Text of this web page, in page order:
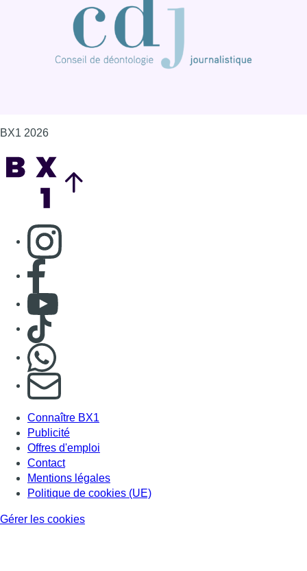
BX1 2026
Consulter page Instagram
Consulter page Facebook
Consulter Youtube
Consulter TikTok
S'abonner à notre newsletter
Connaître BX1
Publicité
Offres d'emploi
Contact
Mentions légales
Politique de cookies (UE)
Gérer les cookies